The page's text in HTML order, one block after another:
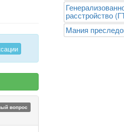
вопрос
расстройство
Mания